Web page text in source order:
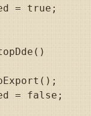
= true;
= false;